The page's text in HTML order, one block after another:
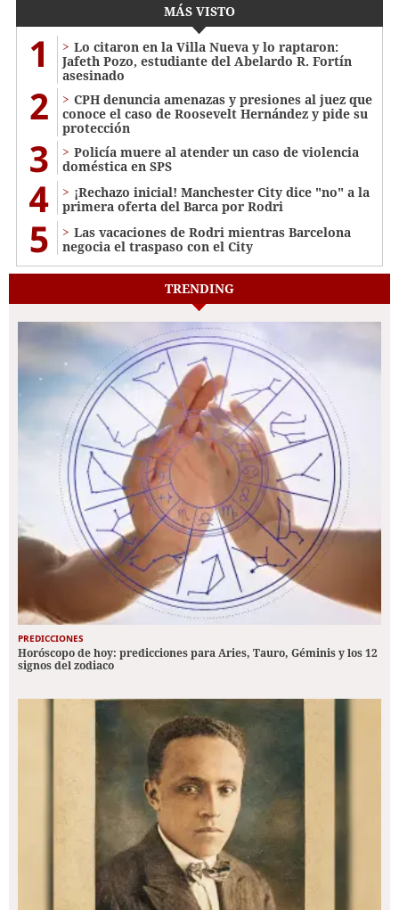
MÁS VISTO
1
Lo citaron en la Villa Nueva y lo raptaron:
Jafeth Pozo, estudiante del Abelardo R. Fortín
asesinado
2
CPH denuncia amenazas y presiones al juez que
conoce el caso de Roosevelt Hernández y pide su
protección
3
Policía muere al atender un caso de violencia
doméstica en SPS
4
¡Rechazo inicial! Manchester City dice "no" a la
primera oferta del Barca por Rodri
5
Las vacaciones de Rodri mientras Barcelona
negocia el traspaso con el City
TRENDING
PREDICCIONES
Horóscopo de hoy: predicciones para Aries, Tauro, Géminis y los 12
signos del zodiaco